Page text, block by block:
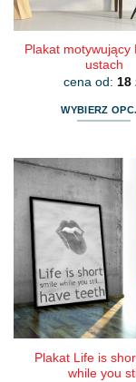
Plakat motywujący
ustach
cena od: 18
WYBIERZ
ma
wiele
Opcje
można
wybrać
na
Plakat Life is
while you